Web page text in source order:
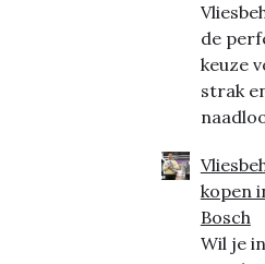
de
keuze
strak
kopen
Bosch
Wil je